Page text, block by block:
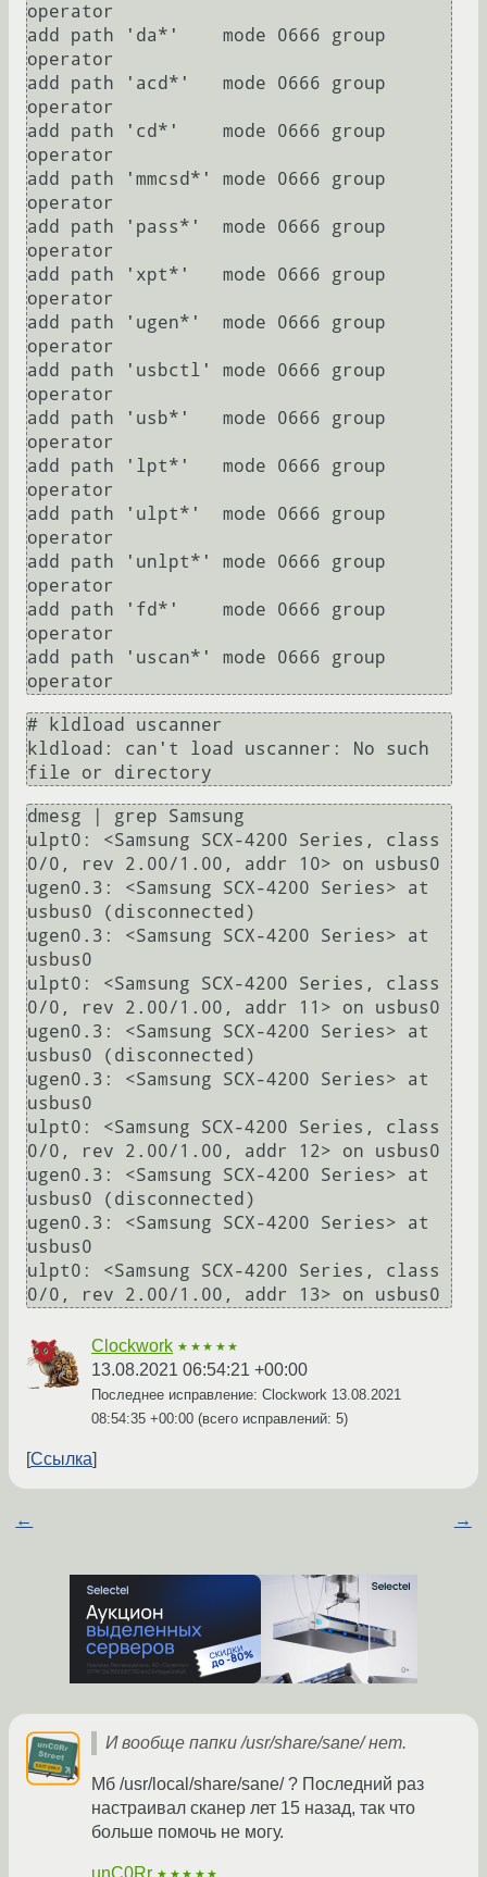
operator
add path 'da*'    mode 0666 group
operator
add path 'acd*'   mode 0666 group
operator
add path 'cd*'    mode 0666 group
operator
add path 'mmcsd*' mode 0666 group
operator
add path 'pass*'  mode 0666 group
operator
add path 'xpt*'   mode 0666 group
operator
add path 'ugen*'  mode 0666 group
operator
add path 'usbctl' mode 0666 group
operator
add path 'usb*'   mode 0666 group
operator
add path 'lpt*'   mode 0666 group
operator
add path 'ulpt*'  mode 0666 group
operator
add path 'unlpt*' mode 0666 group
operator
add path 'fd*'    mode 0666 group
operator
add path 'uscan*' mode 0666 group
# kldload uscanner
kldload: can't load uscanner: No such
dmesg | grep Samsung
ulpt0: <Samsung SCX-4200 Series, class
0/0, rev 2.00/1.00, addr 10> on usbus0
ugen0.3: <Samsung SCX-4200 Series> at
usbus0 (disconnected)
ugen0.3: <Samsung SCX-4200 Series> at
usbus0
ulpt0: <Samsung SCX-4200 Series, class
0/0, rev 2.00/1.00, addr 11> on usbus0
ugen0.3: <Samsung SCX-4200 Series> at
usbus0 (disconnected)
ugen0.3: <Samsung SCX-4200 Series> at
usbus0
ulpt0: <Samsung SCX-4200 Series, class
0/0, rev 2.00/1.00, addr 12> on usbus0
ugen0.3: <Samsung SCX-4200 Series> at
usbus0 (disconnected)
ugen0.3: <Samsung SCX-4200 Series> at
usbus0
ulpt0: <Samsung SCX-4200 Series, class
Clockwork ★★★★★
13.08.2021 06:54:21 +00:00
Последнее исправление: Clockwork 13.08.2021
08:54:35 +00:00 (всего исправлений: 5)
Ссылка
← →
И вообще папки /usr/share/sane/ нет.
Мб /usr/local/share/sane/ ? Последний раз
настраивал сканер лет 15 назад, так что
больше помочь не могу.